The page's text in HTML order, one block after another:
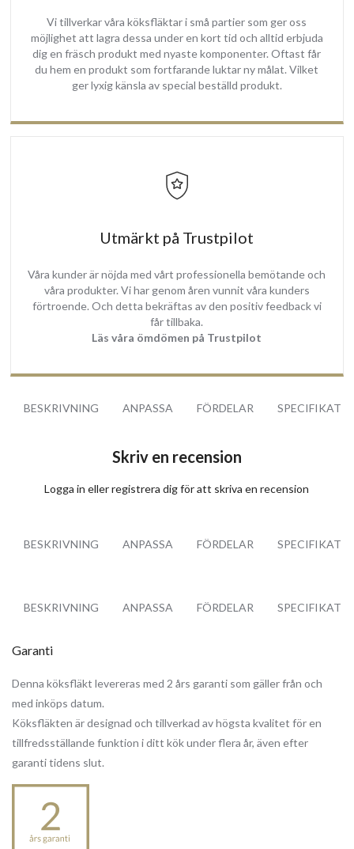
Vi tillverkar våra köksfläktar i små partier som ger oss
möjlighet att lagra dessa under en kort tid och alltid erbjuda
dig en fräsch produkt med nyaste komponenter. Oftast får
du hem en produkt som fortfarande luktar ny målat. Vilket
ger lyxig känsla av special beställd produkt.
Utmärkt på Trustpilot
Våra kunder är nöjda med vårt professionella bemötande och
våra produkter. Vi har genom åren vunnit våra kunders
förtroende. Och detta bekräftas av den positiv feedback vi
får tillbaka.
Läs våra ömdömen på Trustpilot
BESKRIVNING ANPASSA FÖRDELAR
Skriv en recension
Logga in ellerregistrera digför att skriva en recension
BESKRIVNING ANPASSA FÖRDELAR
BESKRIVNING ANPASSA FÖRDELAR
Garanti
Denna köksfläkt levereras med 2 års garanti som gäller från och
med inköps datum.
Köksfläkten är designad och tillverkad av högsta kvalitet för en
tillfredsställande funktion i ditt kök under flera år, även efter
garanti tidens slut.